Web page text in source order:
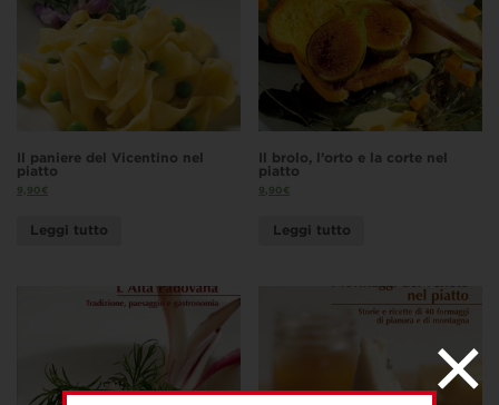
Il paniere del Vicentino nel
piatto
9,90€
Leggi tutto
Il brolo, l’orto e la corte nel
piatto
9,90€
Leggi tutto